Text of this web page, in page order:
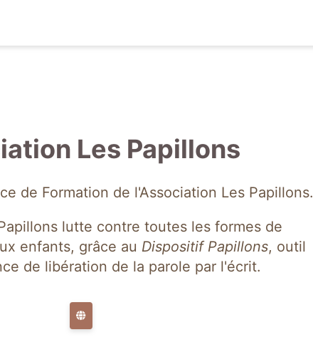
Les Papillons
de Formation de l'Association Les Papillons.
lutte contre toutes les formes de
enfants, grâce au Dispositif Papillons, outil
de libération de la parole par l'écrit.